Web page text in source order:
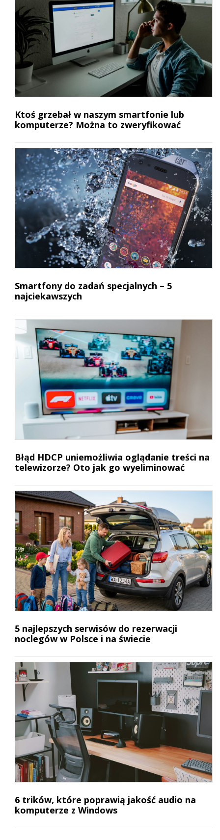
Ktoś grzebał w naszym smartfonie lub
komputerze? Można to zweryfikować
Smartfony do zadań specjalnych – 5
najciekawszych
Błąd HDCP uniemożliwia oglądanie treści na
telewizorze? Oto jak go wyeliminować
5 najlepszych serwisów do rezerwacji
noclegów w Polsce i na świecie
6 trików, które poprawią jakość audio na
komputerze z Windows